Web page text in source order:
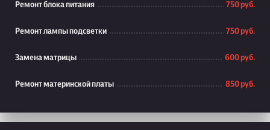
Ремонт блока питания 750 руб.
Ремонт лампы подсветки 750 руб.
Замена матрицы 600 руб.
Ремонт материнской платы 850 руб.